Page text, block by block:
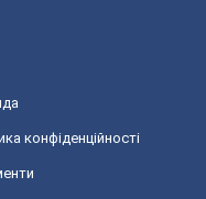
конфіденційності